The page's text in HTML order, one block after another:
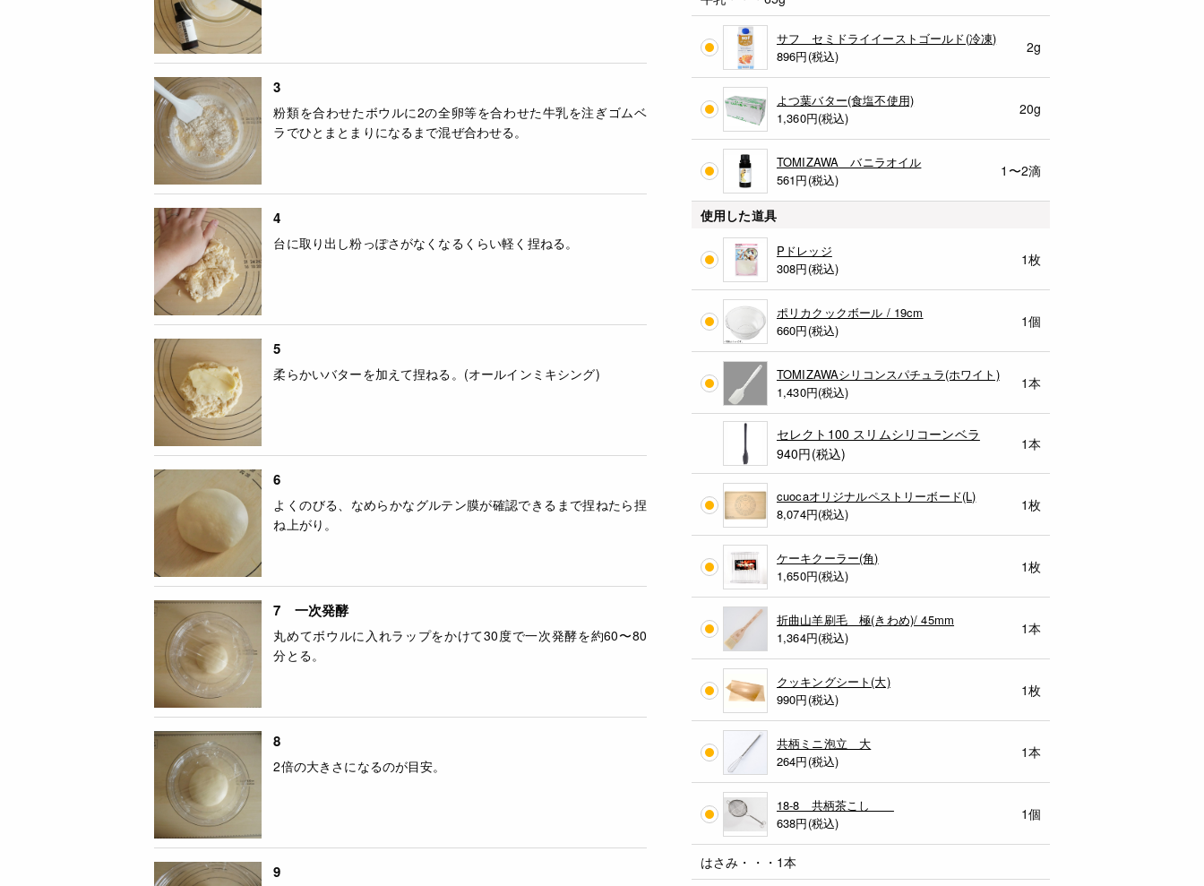
サフ セミドライイーストゴールド(冷凍)
896円(税込)
2g
よつ葉バター(食塩不使用)
1,360円(税込)
20g
TOMIZAWA バニラオイル
561円(税込)
1〜2滴
使用した道具
Pドレッジ
308円(税込)
1枚
ポリカクックボール / 19cm
660円(税込)
1個
TOMIZAWAシリコンスパチュラ(ホワイト)
1,430円(税込)
1本
セレクト100 スリムシリコーンベラ
940円(税込)
1本
cuocaオリジナルペストリーボード(L)
8,074円(税込)
1枚
ケーキクーラー(角)
1,650円(税込)
1枚
折曲山羊刷毛 極(きわめ)/ 45mm
1,364円(税込)
1本
クッキングシート(大)
990円(税込)
1枚
共柄ミニ泡立 大
264円(税込)
1本
18-8 共柄茶こし
638円(税込)
1個
はさみ・・・1本
3
粉類を合わせたボウルに2の全卵等を合わせた牛乳を注ぎゴムベ
ラでひとまとまりになるまで混ぜ合わせる。
4
台に取り出し粉っぽさがなくなるくらい軽く捏ねる。
5
柔らかいバターを加えて捏ねる。(オールインミキシング)
6
よくのびる、なめらかなグルテン膜が確認できるまで捏ねたら捏
ね上がり。
7 一次発酵
丸めてボウルに入れラップをかけて30度で一次発酵を約60〜80
分とる。
8
2倍の大きさになるのが目安。
9